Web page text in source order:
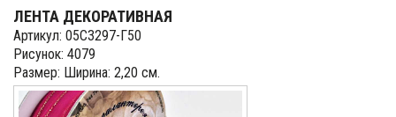
ЛЕНТА ДЕКОРАТИВНАЯ
Артикул: 05С3297-Г50
Рисунок: 4079
Размер: Ширина: 2,20 см.